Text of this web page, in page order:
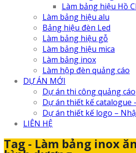
Làm bảng hiệu Hồ
Làm bảng hiệu alu
Bảng hiệu đèn Led
Làm bảng hiệu gỗ
Làm bảng hiệu mica
Làm bảng inox
Làm hộp đèn quảng cáo
DỰ ÁN MỚI
Dự án thi công quảng cáo
Dự án thiết kế catalogue
Dự án thiết kế logo –
LIÊN HỆ
Tag - Làm bảng inox